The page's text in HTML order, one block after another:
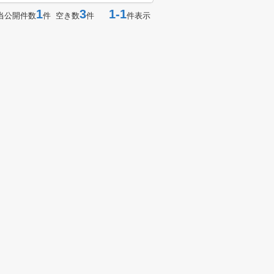
公開件数1件 空き数3件 1-1件表示